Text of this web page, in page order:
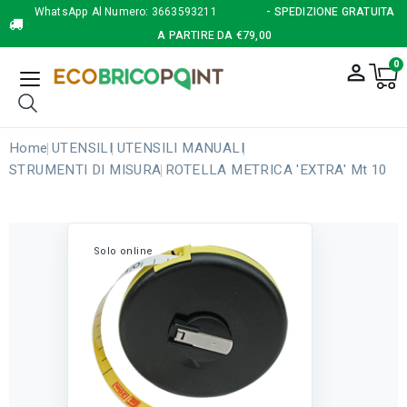
WhatsApp Al Numero: 3663593211
- SPEDIZIONE GRATUITA
A PARTIRE DA €79,00
person_outline 0
Home UTENSILI UTENSILI MANUALI
STRUMENTI DI MISURA ROTELLA METRICA 'EXTRA' Mt 10
Solo online